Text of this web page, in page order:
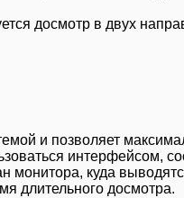
досмотр в двух
и позволяет
интерфейсом,
монитора, куда
длительного досмотра.